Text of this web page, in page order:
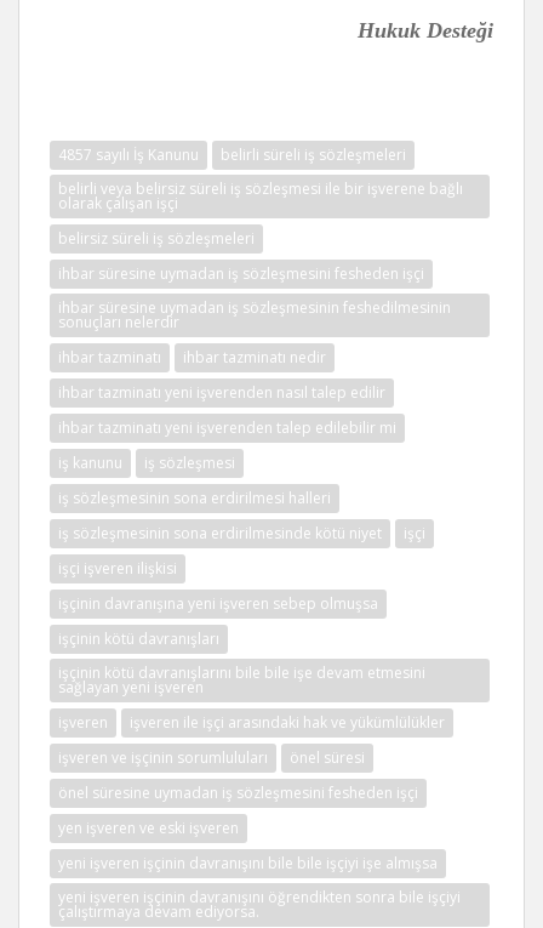
Hukuk Desteği
4857 sayılı İş Kanunu
belirli süreli iş sözleşmeleri
belirli veya belirsiz süreli iş sözleşmesi ile bir işverene bağlı
olarak çalışan işçi
belirsiz süreli iş sözleşmeleri
ihbar süresine uymadan iş sözleşmesini fesheden işçi
ihbar süresine uymadan iş sözleşmesinin feshedilmesinin
sonuçları nelerdir
ihbar tazminatı
ihbar tazminatı nedir
ihbar tazminatı yeni işverenden nasıl talep edilir
ihbar tazminatı yeni işverenden talep edilebilir mi
iş kanunu
iş sözleşmesi
iş sözleşmesinin sona erdirilmesi halleri
iş sözleşmesinin sona erdirilmesinde kötü niyet
işçi
işçi işveren ilişkisi
işçinin davranışına yeni işveren sebep olmuşsa
işçinin kötü davranışları
işçinin kötü davranışlarını bile bile işe devam etmesini
sağlayan yeni işveren
işveren
işveren ile işçi arasındaki hak ve yükümlülükler
işveren ve işçinin sorumluluları
önel süresi
önel süresine uymadan iş sözleşmesini fesheden işçi
yen işveren ve eski işveren
yeni işveren işçinin davranışını bile bile işçiyi işe almışsa
yeni işveren işçinin davranışını öğrendikten sonra bile işçiyi
çalıştırmaya devam ediyorsa.